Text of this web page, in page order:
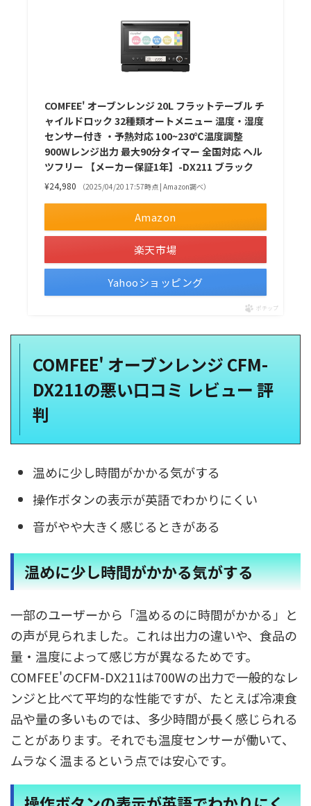
COMFEE' オーブンレンジ 20L フラットテーブル チ
ャイルドロック 32種類オートメニュー 温度・湿度
センサー付き ・予熱対応 100~230℃温度調整
900Wレンジ出力 最大90分タイマー 全国対応 ヘル
ツフリー 【メーカー保証1年】-DX211 ブラック
¥24,980 （2025/04/20 17:57時点 | Amazon調べ）
Amazon
楽天市場
Yahooショッピング
ポチップ
COMFEE' オーブンレンジ CFM-
DX211の悪い口コミ レビュー 評
判
温めに少し時間がかかる気がする
操作ボタンの表示が英語でわかりにくい
音がやや大きく感じるときがある
温めに少し時間がかかる気がする
一部のユーザーから「温めるのに時間がかかる」と
の声が見られました。これは出力の違いや、食品の
量・温度によって感じ方が異なるためです。
COMFEE'のCFM-DX211は700Wの出力で一般的なレ
ンジと比べて平均的な性能ですが、たとえば冷凍食
品や量の多いものでは、多少時間が長く感じられる
ことがあります。それでも温度センサーが働いて、
ムラなく温まるという点では安心です。